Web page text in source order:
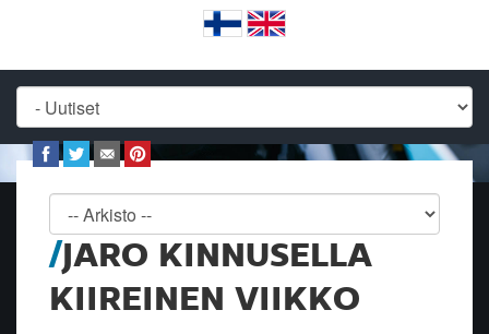
JARO KINNUSELLA
KIIREINEN VIIKKO